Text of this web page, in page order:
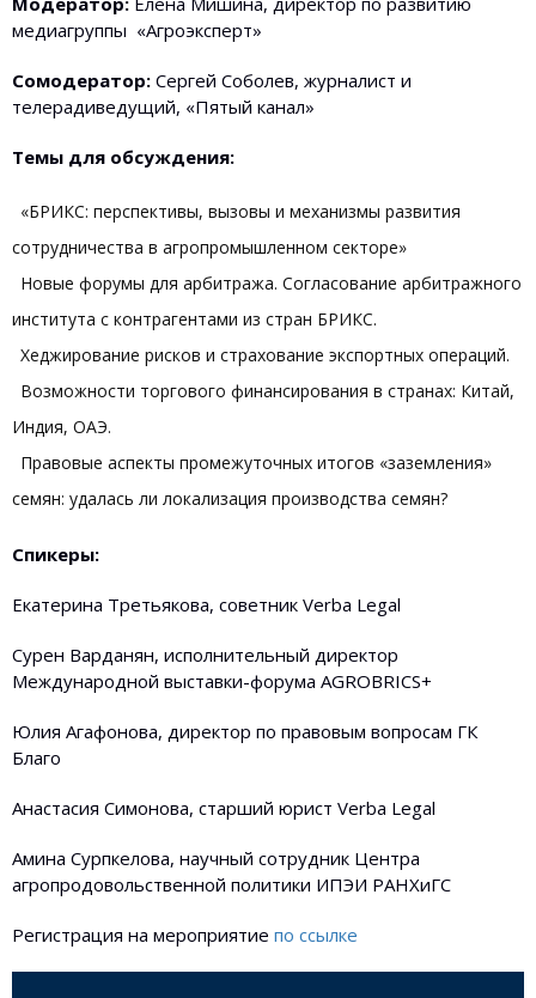
медиагруппы «Агроэксперт»
Сомодератор: Сергей Соболев, журналист и
телерадиведущий, «Пятый канал»
Темы для обсуждения:
«БРИКС: перспективы, вызовы и механизмы развития
сотрудничества в агропромышленном секторе»
Новые форумы для арбитража. Согласование арбитражного
института с контрагентами из стран БРИКС.
Хеджирование рисков и страхование экспортных операций.
Возможности торгового финансирования в странах: Китай,
Индия, ОАЭ.
Правовые аспекты промежуточных итогов «заземления»
семян: удалась ли локализация производства семян?
Спикеры:
Екатерина Третьякова, советник Verba Legal
Сурен Варданян, исполнительный директор
Международной выставки-форума AGROBRICS+
Юлия Агафонова, директор по правовым вопросам ГК
Благо
Анастасия Симонова, старший юрист Verba Legal
Амина Сурпкелова, научный сотрудник Центра
агропродовольственной политики ИПЭИ РАНХиГС
Регистрация на мероприятие по ссылке